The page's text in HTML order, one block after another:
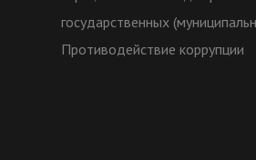
государственных
Противодействие коррупции